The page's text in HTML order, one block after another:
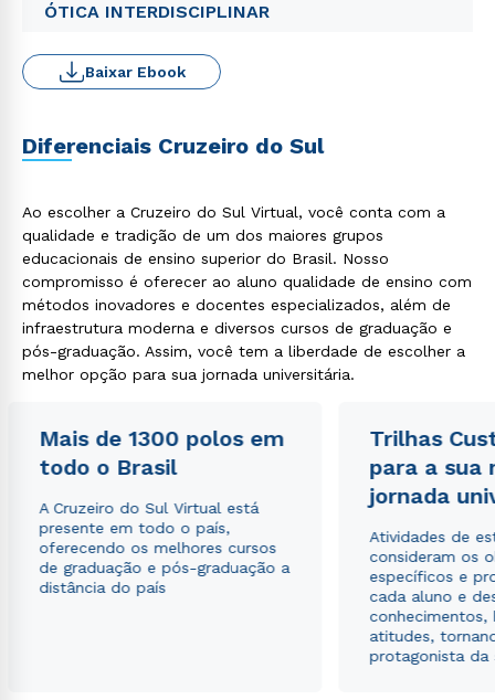
ÓTICA INTERDISCIPLINAR
Baixar Ebook
Diferenciais Cruzeiro do Sul
Ao escolher a Cruzeiro do Sul Virtual, você conta com a
qualidade e tradição de um dos maiores grupos
educacionais de ensino superior do Brasil. Nosso
compromisso é oferecer ao aluno qualidade de ensino com
métodos inovadores e docentes especializados, além de
infraestrutura moderna e diversos cursos de graduação e
pós-graduação. Assim, você tem a liberdade de escolher a
melhor opção para sua jornada universitária.
Mais de 1300 polos em
todo o Brasil
A Cruzeiro do Sul Virtual está
presente em todo o país,
oferecendo os melhores cursos
de graduação e pós-graduação a
distância do país
Trilhas
para a sua
jornada
Atividades de
consideram os
específicos e
cada aluno e
conhecimentos,
atitudes,
protagonista da